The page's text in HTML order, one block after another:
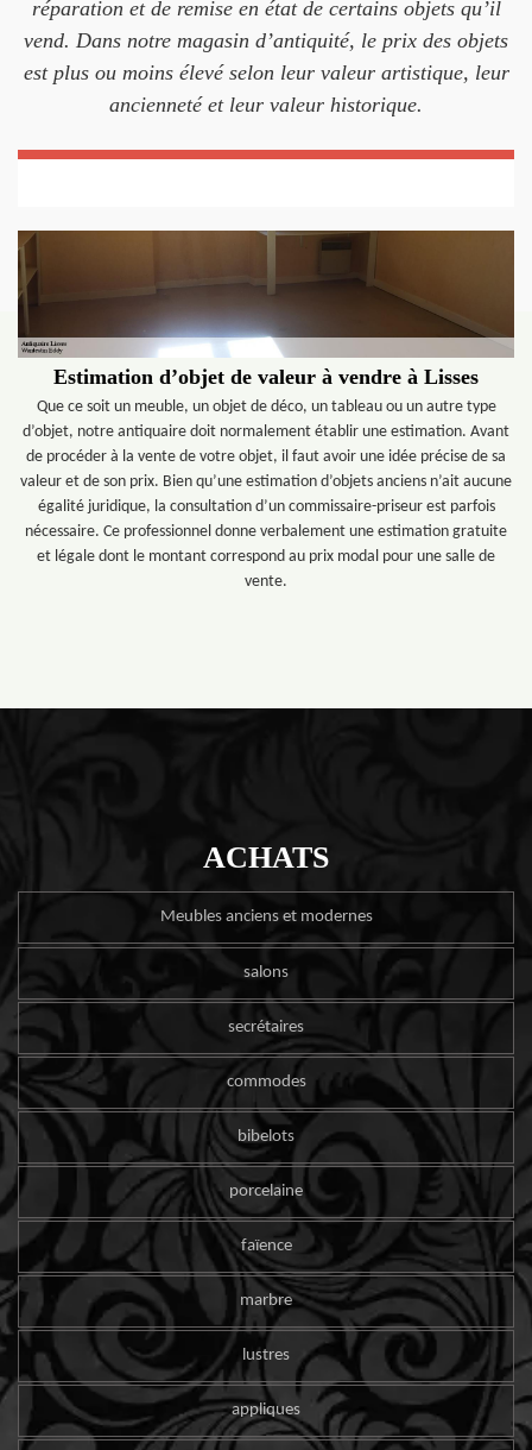
réparation et de remise en état de certains objets qu’il
vend. Dans notre magasin d’antiquité, le prix des objets
est plus ou moins élevé selon leur valeur artistique, leur
ancienneté et leur valeur historique.
Estimation d’objet de valeur à vendre à Lisses
Que ce soit un meuble, un objet de déco, un tableau ou un autre type
d’objet, notre antiquaire doit normalement établir une estimation. Avant
de procéder à la vente de votre objet, il faut avoir une idée précise de sa
valeur et de son prix. Bien qu’une estimation d’objets anciens n’ait aucune
égalité juridique, la consultation d’un commissaire-priseur est parfois
nécessaire. Ce professionnel donne verbalement une estimation gratuite
et légale dont le montant correspond au prix modal pour une salle de
vente.
ACHATS
Meubles anciens et modernes
salons
secrétaires
commodes
bibelots
porcelaine
faïence
marbre
lustres
appliques